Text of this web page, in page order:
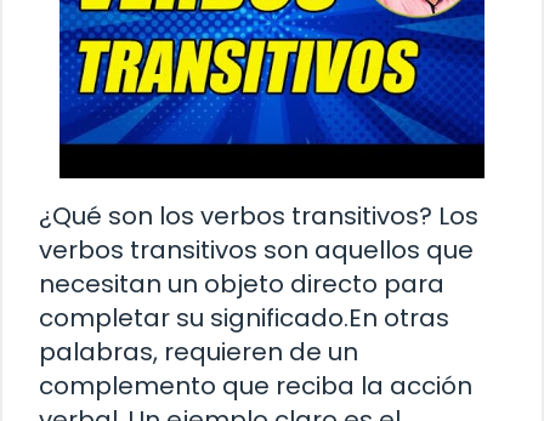
¿Qué son los verbos transitivos? Los
verbos transitivos son aquellos que
necesitan un objeto directo para
completar su significado.En otras
palabras, requieren de un
complemento que reciba la acción